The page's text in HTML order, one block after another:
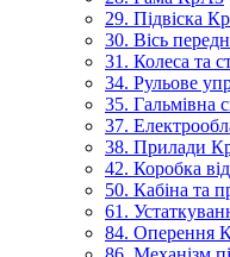
29. Підвіска
30. Вісь
31. Колеса та
34. Рульове
35. Гальмівна
37.
38. Прилади
42. Коробка
50. Кабіна та
61.
84. Оперення